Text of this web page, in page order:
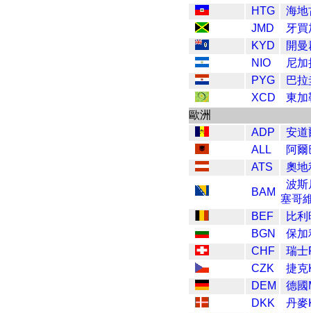
HTG
海地
JMD
牙
KYD
開
NIO
尼
PYG
巴
XCD
東加
歐洲
ADP
安道
ALL
阿
ATS
奧地
BAM
波斯
塞哥
BEF
比
BGN
保加
CHF
瑞士
CZK
捷克
DEM
德國
DKK
丹麥